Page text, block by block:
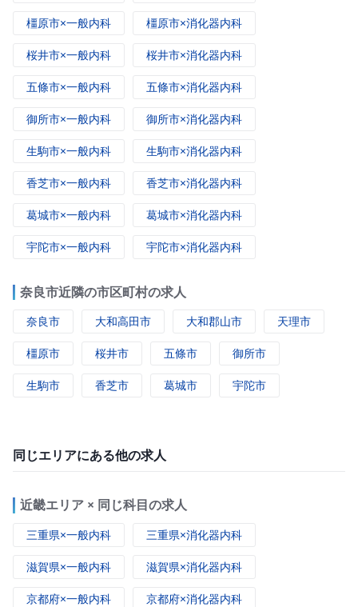
橿原市×一般内科 橿原市×消化器内科
桜井市×一般内科 桜井市×消化器内科
五條市×一般内科 五條市×消化器内科
御所市×一般内科 御所市×消化器内科
生駒市×一般内科 生駒市×消化器内科
香芝市×一般内科 香芝市×消化器内科
葛城市×一般内科 葛城市×消化器内科
宇陀市×一般内科 宇陀市×消化器内科
奈良市近隣の市区町村の求人
奈良市 大和高田市 大和郡山市 天理市
橿原市 桜井市 五條市 御所市
生駒市 香芝市 葛城市 宇陀市
同じエリアにある他の求人
近畿エリア × 同じ科目の求人
三重県×一般内科 三重県×消化器内科
滋賀県×一般内科 滋賀県×消化器内科
京都府×一般内科 京都府×消化器内科